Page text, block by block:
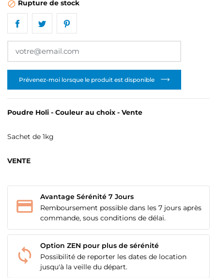
 Rupture de stock
Prévenez-moi lorsque le produit est disponible
Poudre Holi - Couleur au choix - Vente
Sachet de 1kg
VENTE
Avantage Sérénité 7 Jours
Remboursement possible dans les 7 jours après
commande, sous conditions de délai.
Option ZEN pour plus de sérénité
Possibilité de reporter les dates de location
jusqu'à la veille du départ.
MES LISTES
add_circle_outlineCréer une nouvelle liste
CRÉER UNE LISTE D'ENVIES
NOM DE LA LISTE D'ENVIES
Annuler Créer une liste d'envies
CONNEXION
Vous devez être connecté pour ajouter des produits
à votre liste d'envies.
Annuler